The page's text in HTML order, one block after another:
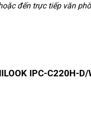
đến trực tiếp văn
IPC-C220H-D/